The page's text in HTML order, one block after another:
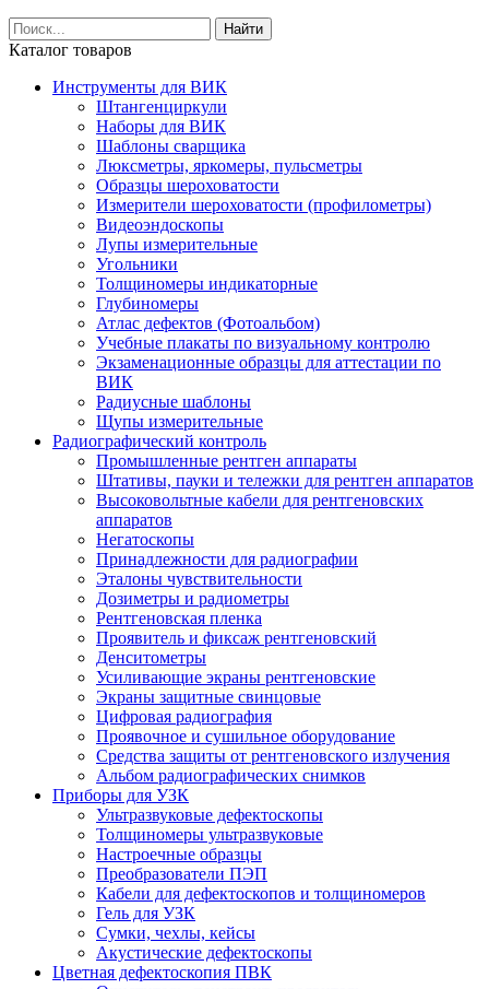
Найти
Каталог товаров
Инструменты для ВИК
Штангенциркули
Наборы для ВИК
Шаблоны сварщика
Люксметры, яркомеры, пульсметры
Образцы шероховатости
Измерители шероховатости (профилометры)
Видеоэндоскопы
Лупы измерительные
Угольники
Толщиномеры индикаторные
Глубиномеры
Атлас дефектов (Фотоальбом)
Учебные плакаты по визуальному контролю
Экзаменационные образцы для аттестации по
ВИК
Радиусные шаблоны
Щупы измерительные
Радиографический контроль
Промышленные рентген аппараты
Штативы, пауки и тележки для рентген аппаратов
Высоковольтные кабели для рентгеновских
аппаратов
Негатоскопы
Принадлежности для радиографии
Эталоны чувствительности
Дозиметры и радиометры
Рентгеновская пленка
Проявитель и фиксаж рентгеновский
Денситометры
Усиливающие экраны рентгеновские
Экраны защитные свинцовые
Цифровая радиография
Проявочное и сушильное оборудование
Средства защиты от рентгеновского излучения
Альбом радиографических снимков
Приборы для УЗК
Ультразвуковые дефектоскопы
Толщиномеры ультразвуковые
Настроечные образцы
Преобразователи ПЭП
Кабели для дефектоскопов и толщиномеров
Гель для УЗК
Сумки, чехлы, кейсы
Акустические дефектоскопы
Цветная дефектоскопия ПВК